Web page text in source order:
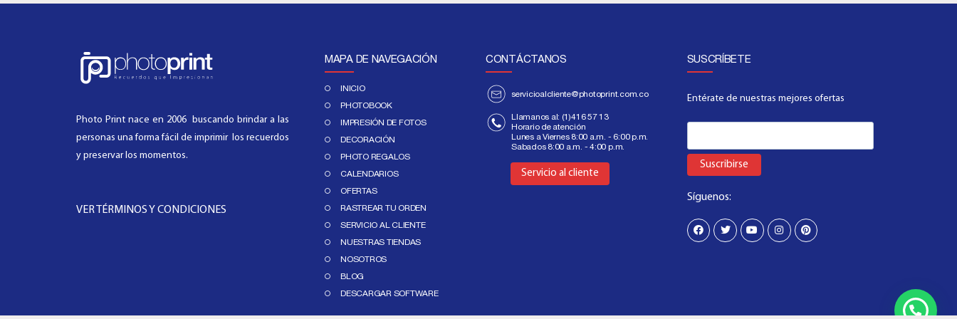
Photo Print nace en 2006 buscando brindar a las
personas una forma fácil de imprimir los recuerdos
y preservar los momentos.
VER TÉRMINOS Y CONDICIONES
MAPA DE NAVEGACIÓN
INICIO
PHOTOBOOK
IMPRESIÓN DE FOTOS
DECORACIÓN
PHOTO REGALOS
CALENDARIOS
OFERTAS
RASTREAR TU ORDEN
SERVICIO AL CLIENTE
NUESTRAS TIENDAS
NOSOTROS
BLOG
DESCARGAR SOFTWARE
CONTÁCTANOS
servicioalcliente@photoprint.com.co
Llamanos al: (1)416 57 13
Horario de atención
Lunes a Viernes 8:00 a.m. - 6:00 p.m.
Sabados 8:00 a.m. - 4:00 p.m.
Servicio al cliente
Aquí
SUSCRÍBETE
Entérate de nuestras mejores ofertas
Suscribirse
Síguenos: